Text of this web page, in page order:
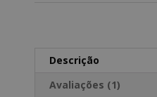
Industrial
Descrição
Avaliações (1)